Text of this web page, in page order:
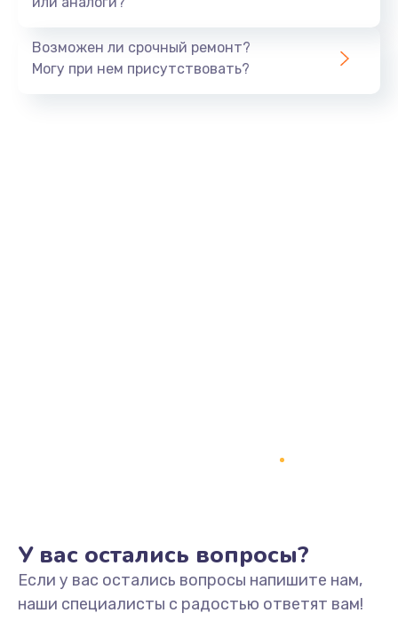
550 руб.
Не включается
1400 руб.
Заказать
Возможен ли срочный ремонт?
Могу при нем присутствовать?
У вас остались вопросы?
Если у вас остались вопросы напишите нам,
наши специалисты с радостью ответят вам!